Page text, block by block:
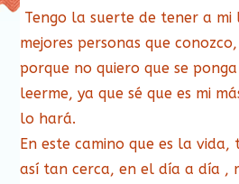
Tengo la suerte de tener a
mejores personas que
porque no quiero que se
leerme, ya que sé que es mi
lo hará.
En este camino que es la
así tan cerca, en el día a día ,